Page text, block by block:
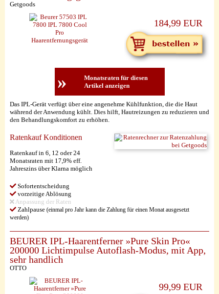
Getgoods
184,99 EUR
Das IPL-Gerät verfügt über eine angenehme Kühlfunktion, die die Haut
während der Anwendung kühlt. Dies hilft, Hautreizungen zu reduzieren und
den Behandlungskomfort zu erhöhen.
Ratenkauf Konditionen
Ratenkauf in 6, 12 oder 24
Monatsraten mit 17,9% eff.
Jahreszins über Klarna möglich
Sofortentscheidung
vorzeitige Ablösung
Anpassung der Raten
Zahlpause (einmal pro Jahr kann die Zahlung für einen Monat ausgesetzt
werden)
»
Monatsraten für diesen
Artikel anzeigen
BEURER IPL-Haarentferner »Pure Skin Pro«
200000 Lichtimpulse Autoflash-Modus, mit App,
sehr handlich
OTTO
99,99 EUR